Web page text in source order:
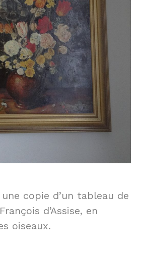
copie d’un tableau de
d’Assise, en
oiseaux.